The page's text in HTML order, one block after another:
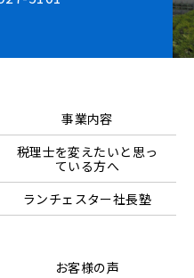
事業内容
税理士を変えたいと思っ
ている方へ
ランチェスター社長塾
お客様の声